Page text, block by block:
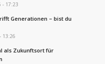
- 17:23
Generationen – bist du
13:26
als Zukunftsort für